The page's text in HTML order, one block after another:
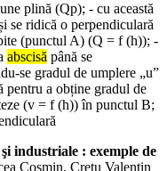
plină (Qp); - cu această
se ridică o perpendiculară
(punctul A) (Q = f (h)); -
abscisă până se
se gradul de umplere „u”
pentru a obține gradul de
(v = f (h)) în punctul B;
industriale : exemple de
Cosmin, Creţu Valentin